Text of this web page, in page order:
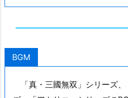
BGM
「真・三國無双」シリーズ、